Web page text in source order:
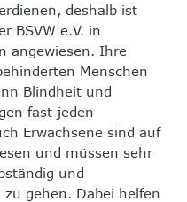
deshalb ist
BSVW e.V. in
angewiesen. Ihre
Menschen
Blindheit und
fast jeden
Erwachsene sind auf
und müssen sehr
und
gehen. Dabei helfen